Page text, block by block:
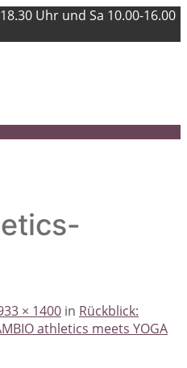
Uhr und Sa 10.00-16.00
× 1400 in Rückblick:
athletics meets YOGA